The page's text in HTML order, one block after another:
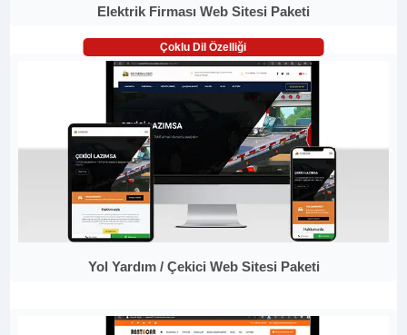
Elektrik Firması Web Sitesi Paketi
Çoklu Dil Özelliği
Yol Yardım / Çekici Web Sitesi Paketi